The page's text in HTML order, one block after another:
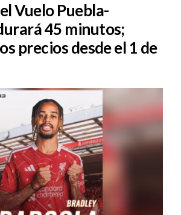
Vuelo Puebla-
45 minutos;
precios desde el 1 de